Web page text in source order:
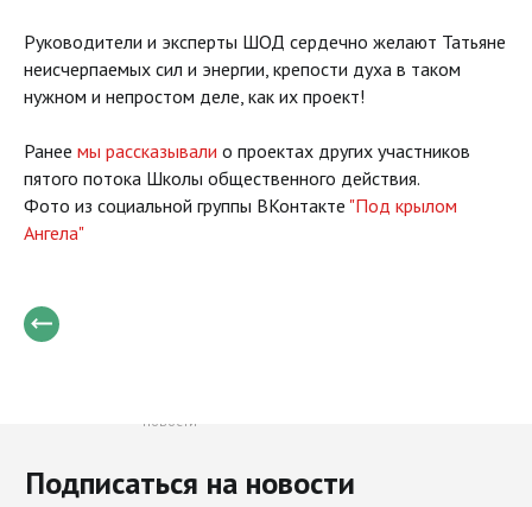
Руководители и эксперты ШОД сердечно желают Татьяне
неисчерпаемых сил и энергии, крепости духа в таком
нужном и непростом деле, как их проект!
Ранее мы рассказывали о проектах других участников
пятого потока Школы общественного действия.
Фото из социальной группы ВКонтакте "Под крылом
Ангела"
Подписаться на новости
новости